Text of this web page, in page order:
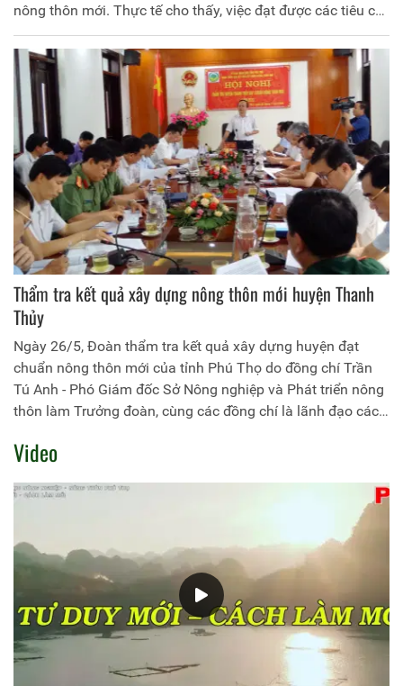
nông thôn mới. Thực tế cho thấy, việc đạt được các tiêu chí
đã khó song làm thế nào để giữ được các tiêu chí lại càng
khó hơn. Vì thế ngay sau khi được công nhận đạt chuẩn,
Bảo Yên đã nỗ lực khắc phục khó khăn, vận dụng nhiều
cách làm phù hợp nhằm tiếp tục duy trì và nâng cao chất
lượng các tiêu chí đã đạt được.
Thẩm tra kết quả xây dựng nông thôn mới huyện Thanh
Thủy
Ngày 26/5, Đoàn thẩm tra kết quả xây dựng huyện đạt
chuẩn nông thôn mới của tỉnh Phú Thọ do đồng chí Trần
Tú Anh - Phó Giám đốc Sở Nông nghiệp và Phát triển nông
thôn làm Trưởng đoàn, cùng các đồng chí là lãnh đạo các
hành thẩm tra kết quả xây dựng huyện Thanh Thủy đạt
về phía huyện Thanh Thủy có đồng chí Nguyễn Văn Cường
- Phó Bí thư Thường trực Huyện ủy, Chủ tịch HĐND huyện;
đồng chí Dương Quốc Lâm - Phó Bí thư Huyện ủy, Chủ tịch
UBND huyện; đồng chí Nguyễn Minh Tân - UVBTV Huyện
ủy, Phó Chủ tịch UBND huyện và lãnh đạo các phòng, ban
liên quan.
Video